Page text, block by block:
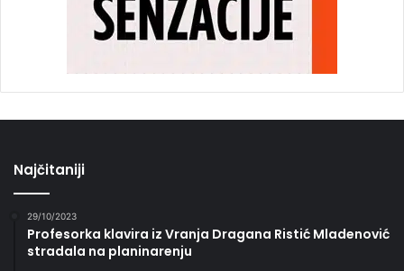
Najčitaniji
29/10/2023
Profesorka klavira iz Vranja Dragana Ristić Mladenović
stradala na planinarenju